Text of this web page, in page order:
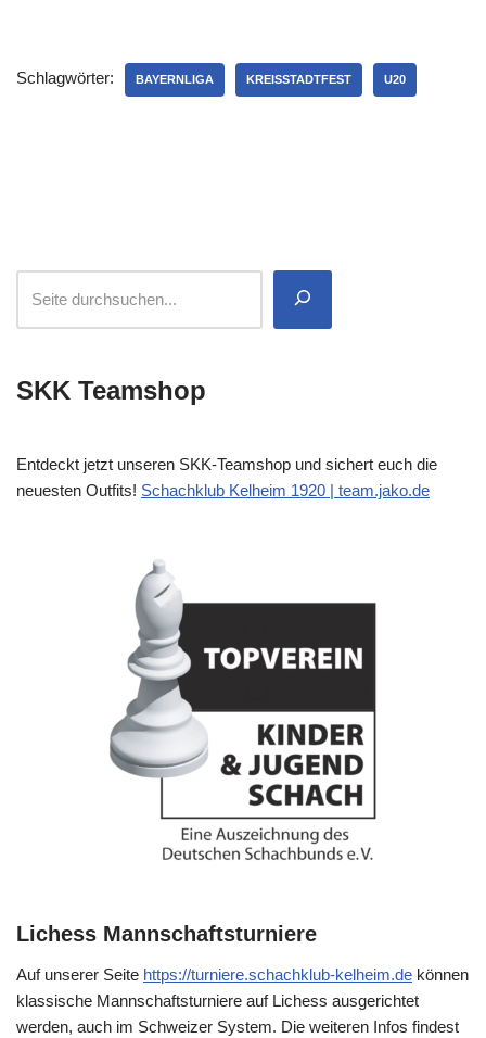
Schlagwörter: BAYERNLIGA KREISSTADTFEST U20
SKK Teamshop
Entdeckt jetzt unseren SKK-Teamshop und sichert euch die
neuesten Outfits! Schachklub Kelheim 1920 | team.jako.de
Lichess Mannschaftsturniere
Auf unserer Seite https://turniere.schachklub-kelheim.de können
klassische Mannschaftsturniere auf Lichess ausgerichtet
werden, auch im Schweizer System. Die weiteren Infos findest